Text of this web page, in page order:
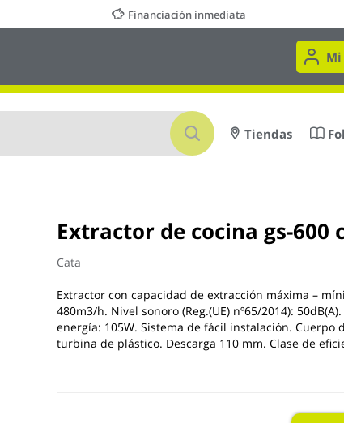
Financiación inmediata
Buscar
Tiendas
Extractor de cocina gs-600
Cata
Extractor con capacidad de extracción máxima –
480m3/h. Nivel sonoro (Reg.(UE) nº65/2014):
energía: 105W. Sistema de fácil instalación. Cuerpo
turbina de plástico. Descarga 110 mm. Clase de